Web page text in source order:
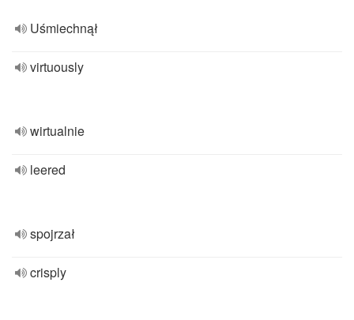
Uśmiechnął
virtuously
wirtualnie
leered
spojrzał
crisply